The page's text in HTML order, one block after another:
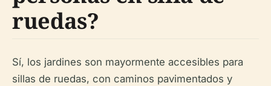
ruedas?
Sí, los jardines son mayormente accesibles para
sillas de ruedas, con caminos pavimentados y